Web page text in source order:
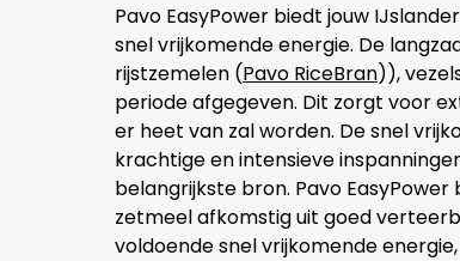
Pavo EasyPower biedt jouw
snel vrijkomende energie. De
rijstzemelen (Pavo RiceBran)),
periode afgegeven. Dit zorgt voor
er heet van zal worden. De snel
krachtige en intensieve
belangrijkste bron. Pavo
zetmeel afkomstig uit goed
voldoende snel vrijkomende